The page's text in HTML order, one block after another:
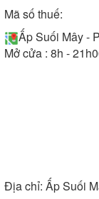
Mã số thuế:
Ấp Suối Mây -
Mở cửa : 8h -
Địa chỉ: Ấp Suối